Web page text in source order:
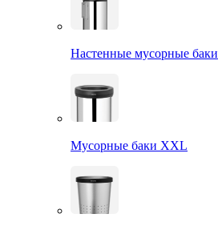
Настенные мусорные баки
Мусорные баки XXL